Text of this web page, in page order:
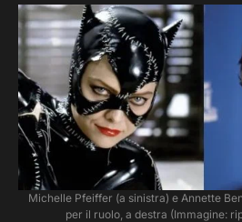
Michelle Pfeiffer (a sinistra) e Annette
per il ruolo, a destra (Immagine: